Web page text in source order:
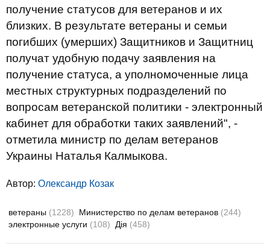
получение статусов для ветеранов и их
близких. В результате ветераны и семьи
погибших (умерших) Защитников и Защитниц
получат удобную подачу заявления на
получение статуса, а уполномоченные лица
местных структурных подразделений по
вопросам ветеранской политики - электронный
кабинет для обработки таких заявлений", -
отметила министр по делам ветеранов
Украины Наталья Калмыкова.
Автор: Олександр Козак
ветераны (1228) Министерство по делам ветеранов (244)
электронные услуги (108) Дія (458)